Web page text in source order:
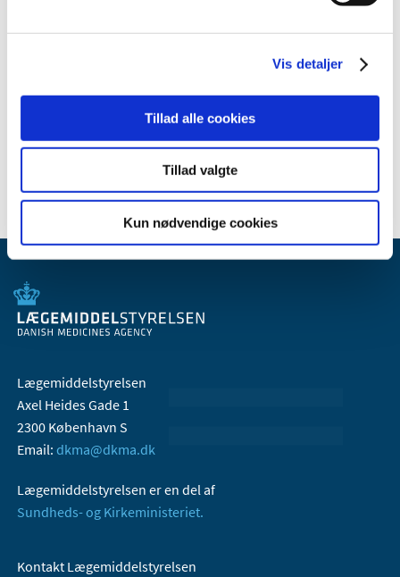
Vis detaljer
Tillad alle cookies
Tillad valgte
Kun nødvendige cookies
2005 (2)
Relateret indhold
Generelle tilskud til medicin
Lægemiddelstyrelsen
Axel Heides Gade 1
2300 København S
Email: dkma@dkma.dk
Lægemiddelstyrelsen er en del af
Sundheds- og Kirkeministeriet.
Kontakt Lægemiddelstyrelsen